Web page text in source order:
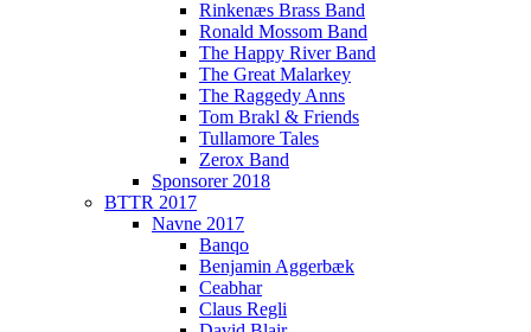
Rinkenæs Brass Band
Ronald Mossom Band
The Happy River Band
The Great Malarkey
The Raggedy Anns
Tom Brakl & Friends
Tullamore Tales
Zerox Band
Sponsorer 2018
BTTR 2017
Navne 2017
Banqo
Benjamin Aggerbæk
Ceabhar
Claus Regli